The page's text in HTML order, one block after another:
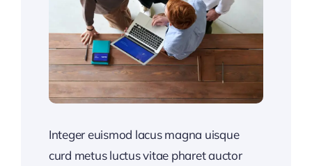
Integer euismod lacus magna uisque
curd metus luctus vitae pharet auctor